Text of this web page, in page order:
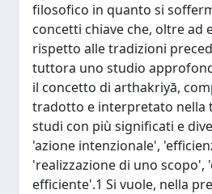
filosofico in quanto si
concetti chiave che, oltre ad
rispetto alle tradizioni
tuttora uno studio
il concetto di arthakriyā,
tradotto e interpretato nella
studi con più significati e
'azione intenzionale',
'realizzazione di uno scopo',
efficiente'.1 Si vuole, nella